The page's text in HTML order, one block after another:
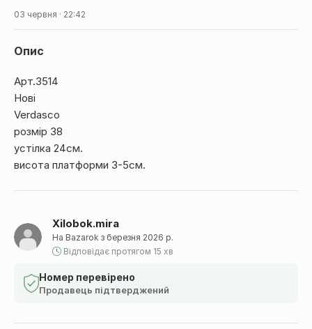
03 червня · 22:42
Xilobok.mira
На Bazarok з березня 2026 р.
Відповідає протягом 15 хв
Номер перевірено
Продавець підтверджений
Опис
Арт.3514
Нові
Verdasco
розмір 38
устілка 24см.
висота платформи 3-5см.